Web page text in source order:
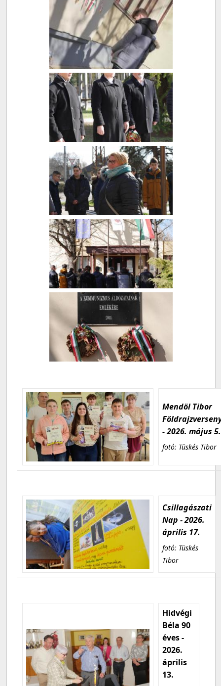
Mendöl Tibor
- 2026. május 5.
fotó: Tüskés Tibor
Csillagászati
Nap - 2026.
április 17.
fotó: Tüskés
Tibor
Hidvégi
Béla 90
éves -
2026.
április
13.